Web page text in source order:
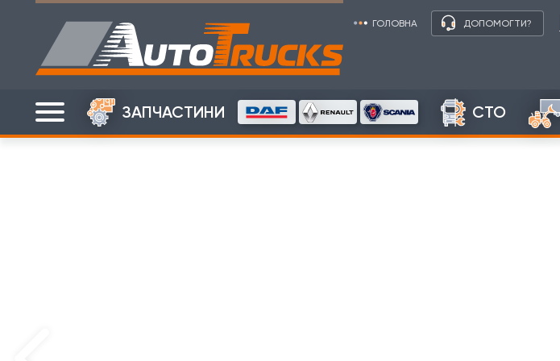
ГОЛОВНА ДОПОМОГТИ?
ЗАПЧАСТИНИ СТО